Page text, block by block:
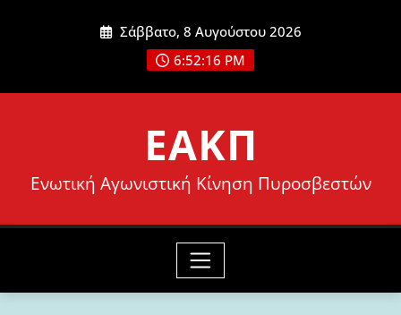
Σάββατο, 8 Αυγούστου 2026
6:52:18 PM
ΕΑΚΠ
Ενωτική Αγωνιστική Κίνηση Πυροσβεστών